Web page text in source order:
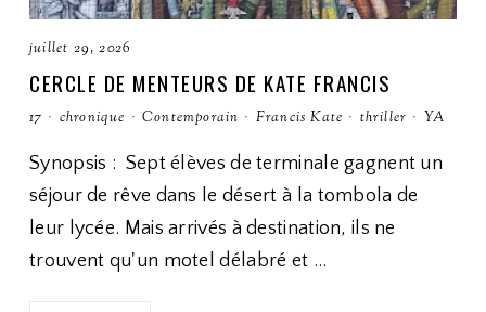
juillet 29, 2026
CERCLE DE MENTEURS DE KATE FRANCIS
17 · chronique · Contemporain · Francis Kate · thriller · YA
Synopsis : Sept élèves de terminale gagnent un
séjour de rêve dans le désert à la tombola de
leur lycée. Mais arrivés à destination, ils ne
trouvent qu'un motel délabré et …